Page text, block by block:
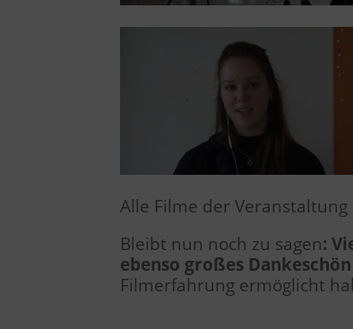
Alle Filme der
Bleibt nun noch zu sagen:
ebenso großes
Filmerfahrung ermöglicht